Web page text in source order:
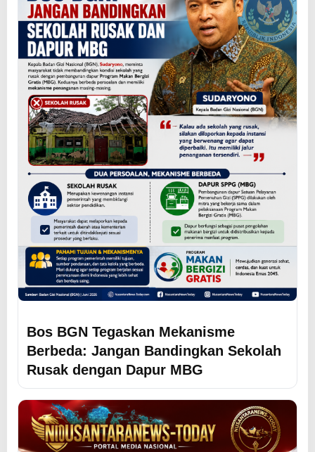
Bos BGN Tegaskan Mekanisme
Berbeda: Jangan Bandingkan Sekolah
Rusak dengan Dapur MBG